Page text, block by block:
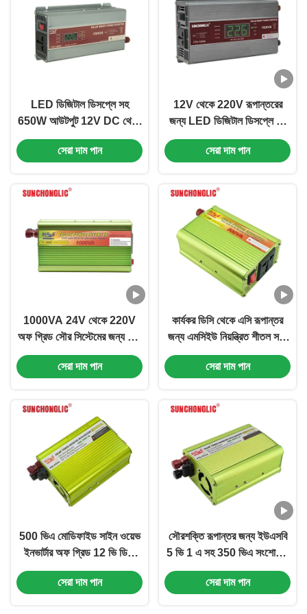
LED ডিজিটাল ডিসপ্লে সহ
650W আউটপুট 12V DC থেকে
220V AC সংশোধিত সাইন ওয়েভ
পাওয়ার ইনভার্টার
সেরা দাম পান
12V থেকে 220V রূপান্তরের
জন্য LED ডিজিটাল ডিসপ্লে সহ
1500W পরিবর্তিত সাইন ওয়েভ
পাওয়ার ইনভার্টার
সেরা দাম পান
1000VA 24V থেকে 220V
অফ গ্রিড সৌর সিস্টেমের জন্য উচ্চ
রূপান্তর দক্ষতার সাথে সংশোধিত
সাইন ওয়েভ ইনভার্টার
সেরা দাম পান
কার্যকর ডিসি থেকে এসি রূপান্তর
জন্য এমসিইউ নিয়ন্ত্রিত শীতল সঙ্গে
500VA 350W নামমাত্র শক্তি
সংশোধিত সাইন ওয়েভ ইনভার্টার
সেরা দাম পান
500 ভিএ মোডিফাইড সাইন ওয়েভ
ইনভার্টার অফ গ্রিড 12 ভি ডিসি
থেকে 220 ভি এসি পাওয়ার
রূপান্তরের জন্য ইউএসবি চার্জিং সহ
সেরা দাম পান
সৌরশক্তি রূপান্তর জন্য ইউএসবি
5 ভি 1 এ সহ 350 ভিএ সংশোধিত
সাইন ওয়েভ ইনভার্টার
সেরা দাম পান